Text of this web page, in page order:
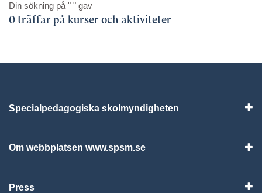
Din sökning på " " gav
0 träffar på kurser och aktiviteter
Specialpedagogiska skolmyndigheten
Om webbplatsen www.spsm.se
Press